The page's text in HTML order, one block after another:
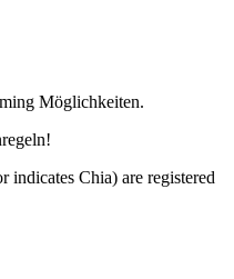
Möglichkeiten.
Chia) are registered